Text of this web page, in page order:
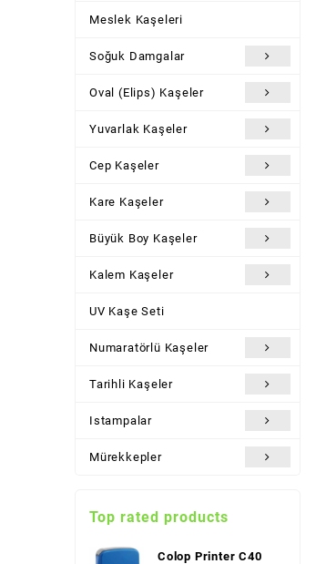
Meslek Kaşeleri
Soğuk Damgalar
Oval (Elips) Kaşeler
Yuvarlak Kaşeler
Cep Kaşeler
Kare Kaşeler
Büyük Boy Kaşeler
Kalem Kaşeler
UV Kaşe Seti
Numaratörlü Kaşeler
Tarihli Kaşeler
Istampalar
Mürekkepler
Top rated products
Colop Printer C40